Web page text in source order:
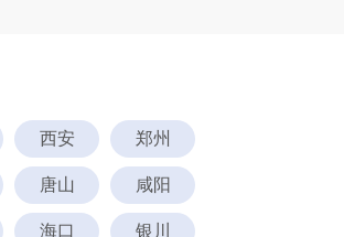
西安 郑州
唐山 咸阳
海口 银川